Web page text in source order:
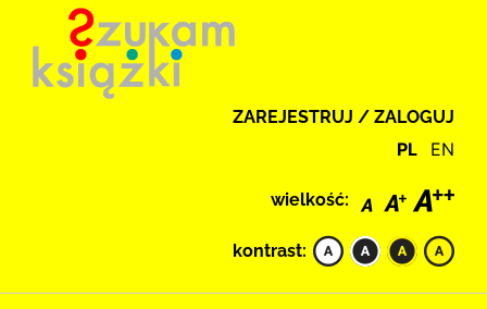
ZAREJESTRUJ / ZALOGUJ
PL EN
wielkość:
kontrast: